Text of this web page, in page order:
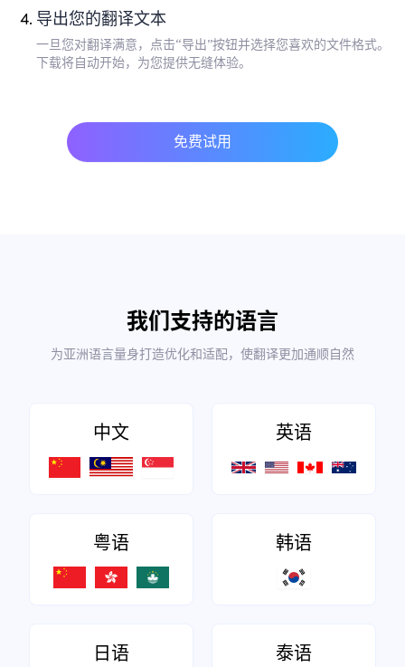
导出您的翻译文本
一旦您对翻译满意，点击“导出”按钮并选择您喜欢的文件格式。
下载将自动开始，为您提供无缝体验。
免费试用
我们支持的语言
为亚洲语言量身打造优化和适配，使翻译更加通顺自然
中文 英语
粤语 韩语
日语 泰语